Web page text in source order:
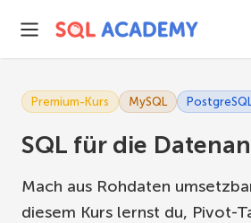
Premium-Kurs MySQL
SQL für die
Mach aus Rohdaten
diesem Kurs lernst du, Pivot-